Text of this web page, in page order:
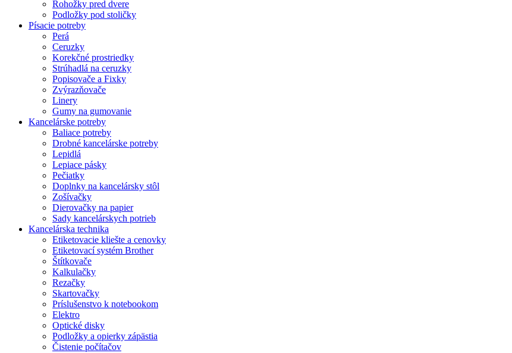
Rohožky pred dvere
Podložky pod stoličky
Písacie potreby
Perá
Ceruzky
Korekčné prostriedky
Strúhadlá na ceruzky
Popisovače a Fixky
Zvýrazňovače
Linery
Gumy na gumovanie
Kancelárske potreby
Baliace potreby
Drobné kancelárske potreby
Lepidlá
Lepiace pásky
Pečiatky
Doplnky na kancelársky stôl
Zošívačky
Dierovačky na papier
Sady kancelárskych potrieb
Kancelárska technika
Etiketovacie kliešte a cenovky
Etiketovací systém Brother
Štítkovače
Kalkulačky
Rezačky
Skartovačky
Príslušenstvo k notebookom
Elektro
Optické disky
Podložky a opierky zápästia
Čistenie počítačov